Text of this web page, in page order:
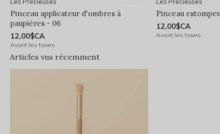
Les Précieuses
Pinceau applicateur d'ombres à
paupières - 06
12,00$CA
Avant les taxes
Les Précieuses
Pinceau
12,00$CA
Avant les taxes
Articles vus récemment